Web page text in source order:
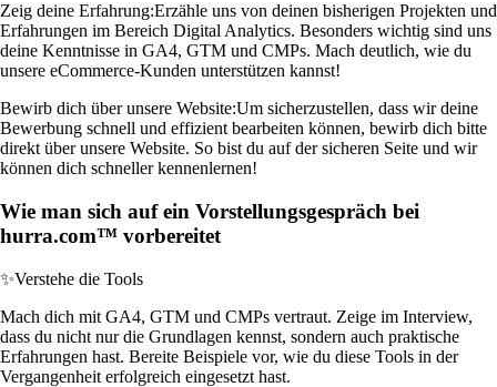
Zeig deine Erfahrung:Erzähle uns von deinen bisherigen Projekten und
Erfahrungen im Bereich Digital Analytics. Besonders wichtig sind uns
deine Kenntnisse in GA4, GTM und CMPs. Mach deutlich, wie du
unsere eCommerce-Kunden unterstützen kannst!
Bewirb dich über unsere Website:Um sicherzustellen, dass wir deine
Bewerbung schnell und effizient bearbeiten können, bewirb dich bitte
direkt über unsere Website. So bist du auf der sicheren Seite und wir
können dich schneller kennenlernen!
Wie man sich auf ein Vorstellungsgespräch bei
hurra.com™ vorbereitet
✨Verstehe die Tools
Mach dich mit GA4, GTM und CMPs vertraut. Zeige im Interview,
dass du nicht nur die Grundlagen kennst, sondern auch praktische
Erfahrungen hast. Bereite Beispiele vor, wie du diese Tools in der
Vergangenheit erfolgreich eingesetzt hast.